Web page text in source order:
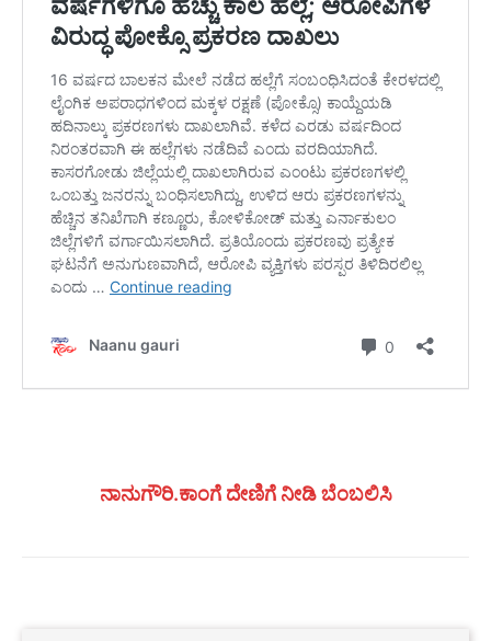
ನಾನುಗೌರಿ.ಕಾಂಗೆ ದೇಣಿಗೆ ನೀಡಿ ಬೆಂಬಲಿಸಿ